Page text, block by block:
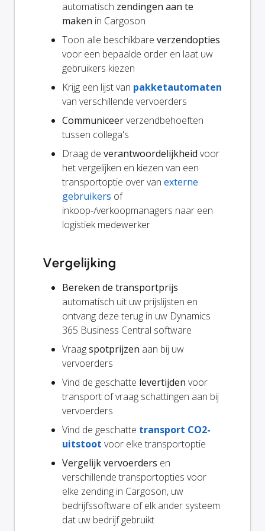
automatisch zendingen aan te
maken in Cargoson
Toon alle beschikbare verzendopties
voor een bepaalde order en laat uw
gebruikers kiezen
Krijg een lijst van pakketautomaten
van verschillende vervoerders
Communiceerverzendbehoeften
tussen collega's
Draag de verantwoordelijkheid voor
het vergelijken en kiezen van een
transportoptie over van externe
gebruikers of
inkoop-/verkoopmanagers naar een
logistiek medewerker
Vergelijking
Bereken de transportprijs
automatisch uit uw prijslijsten en
ontvang deze terug in uw Dynamics
365 Business Central software
Vraagspotprijzen aan bij uw
vervoerders
Vind de geschatte levertijden voor
transport of vraag schattingen aan bij
vervoerders
Vind de geschatte transport CO2-
uitstoot voor elke transportoptie
Vergelijk vervoerders en
verschillende transportopties voor
elke zending in Cargoson, uw
bedrijfssoftware of elk ander systeem
dat uw bedrijf gebruikt